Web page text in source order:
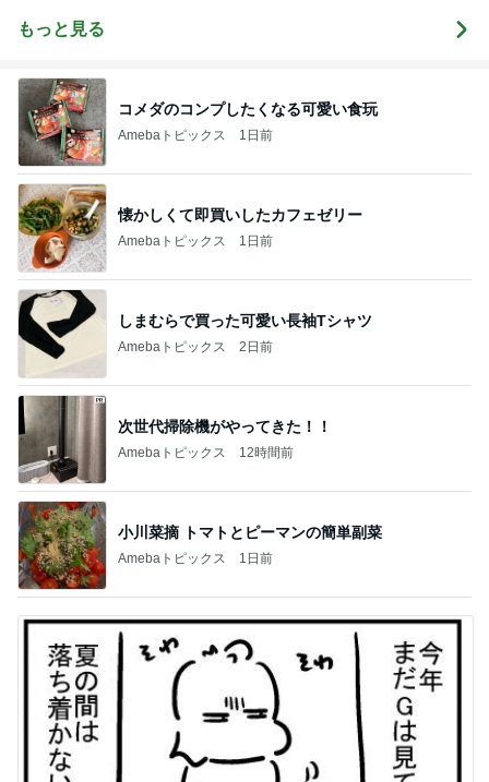
トブログ。
もっと見る
コメダのコンプしたくなる可愛い食玩
Amebaトピックス 1日前
懐かしくて即買いしたカフェゼリー
Amebaトピックス 1日前
しまむらで買った可愛い長袖Tシャツ
Amebaトピックス 2日前
次世代掃除機がやってきた！！
Amebaトピックス 12時間前
小川菜摘 トマトとピーマンの簡単副菜
Amebaトピックス 1日前